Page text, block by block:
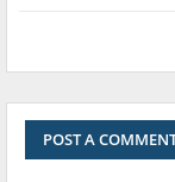
POST A